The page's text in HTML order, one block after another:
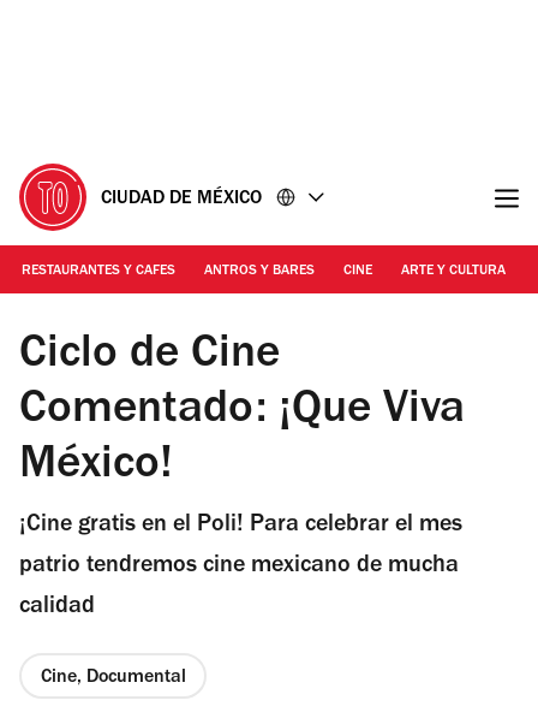
CIUDAD DE MÉXICO
RESTAURANTES Y CAFES ANTROS Y BARES CINE ARTE Y CULTURA
Foto: Cortesía de la producción
Ciclo de Cine
Comentado: ¡Que Viva
México!
¡Cine gratis en el Poli! Para celebrar el mes
patrio tendremos cine mexicano de mucha
calidad
Cine, Documental